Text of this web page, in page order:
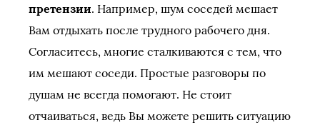
претензии. Например, шум соседей мешает
Вам отдыхать после трудного рабочего дня.
Согласитесь, многие сталкиваются с тем, что
им мешают соседи. Простые разговоры по
душам не всегда помогают. Не стоит
отчаиваться, ведь Вы можете решить ситуацию